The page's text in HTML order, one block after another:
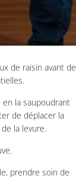
de raisin avant de
la saupoudrant
de déplacer la
la levure.
prendre soin de